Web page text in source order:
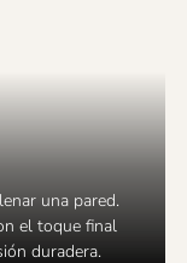
una pared.
el toque final
duradera.